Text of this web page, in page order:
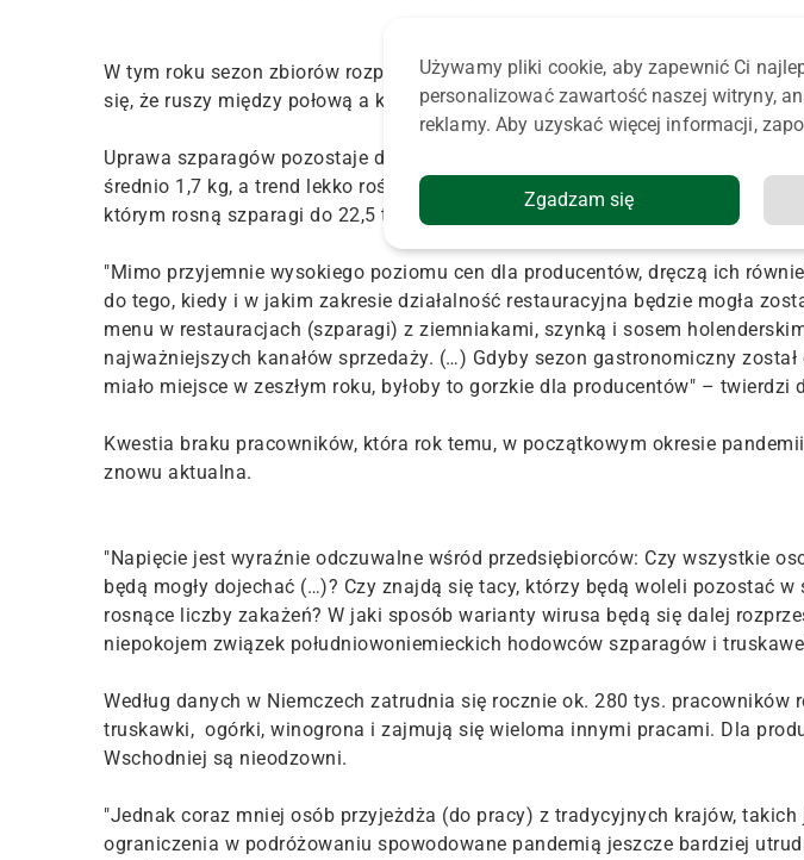
W tym roku sezon zbiorów rozpoczął się w południowych Niemczech kilka
się, że ruszy między połową a końcem kwietnia.
Uprawa szparagów pozostaje dochodowym biznesem. Statystycznie każdy
średnio 1,7 kg, a trend lekko rośnie. W ubiegłym roku około 1600 producentów
którym rosną szparagi do 22,5 tys. hektarów, uzyskując zbiory w wysokości
"Mimo przyjemnie wysokiego poziomu cen dla producentów, dręczą ich
do tego, kiedy i w jakim zakresie działalność restauracyjna będzie mogła
menu w restauracjach (szparagi) z ziemniakami, szynką i sosem
najważniejszych kanałów sprzedaży. (…) Gdyby sezon gastronomiczny został
miało miejsce w zeszłym roku, byłoby to gorzkie dla producentów" – twierdzi
Kwestia braku pracowników, która rok temu, w początkowym okresie
znowu aktualna.
"Napięcie jest wyraźnie odczuwalne wśród przedsiębiorców: Czy wszystkie
będą mogły dojechać (…)? Czy znajdą się tacy, którzy będą woleli pozostać
rosnące liczby zakażeń? W jaki sposób warianty wirusa będą się dalej
niepokojem związek południowoniemieckich hodowców szparagów i
Według danych w Niemczech zatrudnia się rocznie ok. 280 tys. pracowników
truskawki, ogórki, winogrona i zajmują się wieloma innymi pracami. Dla
Wschodniej są nieodzowni.
"Jednak coraz mniej osób przyjeżdża (do pracy) z tradycyjnych krajów, takich
ograniczenia w podróżowaniu spowodowane pandemią jeszcze bardziej
Używamy pliki cookie, aby zapewnić Ci
personalizować zawartość naszej witryny,
reklamy. Aby uzyskać więcej informacji,
Zgadzam się